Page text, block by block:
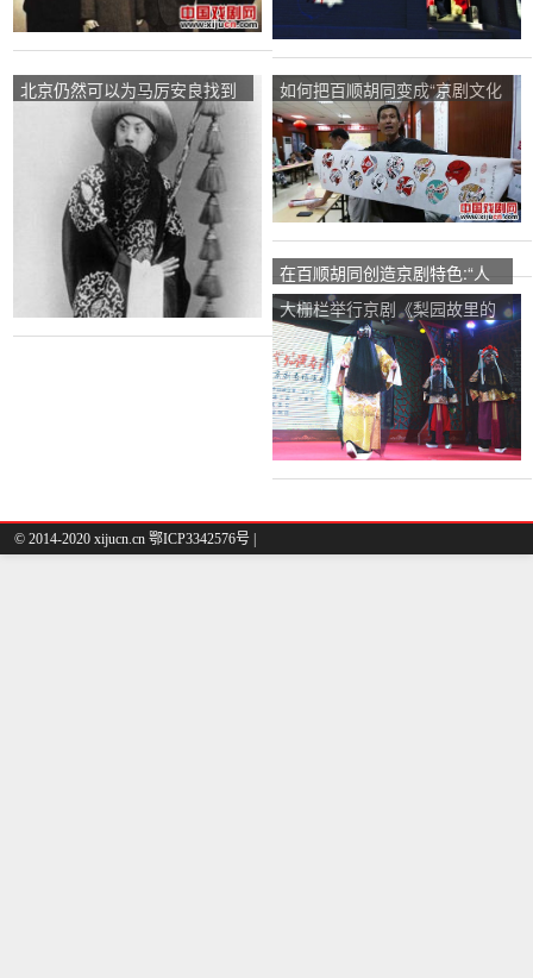
北京仍然可以为马厉安良找到
如何把百顺胡同变成“京剧文化
精品胡同”
在百顺胡同创造京剧特色:“人
不在乎路，老虎不在乎山，戏
曲歌手不离开百顺汉家滩。”
大栅栏举行京剧《梨园故里的
传承登上舞台演春秋》的特别
演出
© 2014-2020 xijucn.cn 鄂ICP3342576号 |